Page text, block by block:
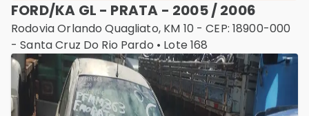
FORD/KA GL - PRATA - 2005 / 2006
Rodovia Orlando Quagliato, KM 10 - CEP: 18900-000
- Santa Cruz Do Rio Pardo • Lote168